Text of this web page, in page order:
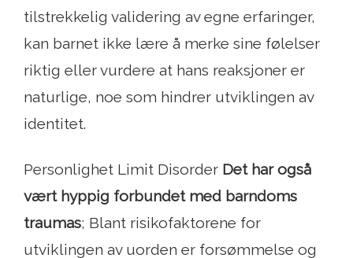
tilstrekkelig validering av egne erfaringer,
kan barnet ikke lære å merke sine følelser
riktig eller vurdere at hans reaksjoner er
naturlige, noe som hindrer utviklingen av
identitet.
Personlighet Limit Disorder Det har også
vært hyppig forbundet med barndoms
traumas; Blant risikofaktorene for
utviklingen av uorden er forsømmelse og